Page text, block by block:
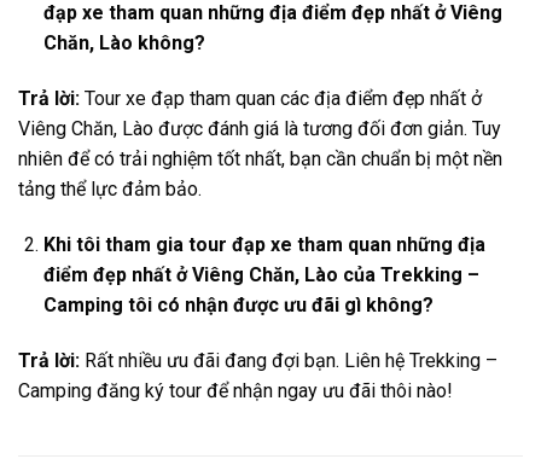
đạp xe tham quan những địa điểm đẹp nhất ở Viêng
Chăn, Lào không?
Trả lời: Tour xe đạp tham quan các địa điểm đẹp nhất ở
Viêng Chăn, Lào được đánh giá là tương đối đơn giản. Tuy
nhiên để có trải nghiệm tốt nhất, bạn cần chuẩn bị một nền
tảng thể lực đảm bảo.
Khi tôi tham gia tour đạp xe tham quan những địa
điểm đẹp nhất ở Viêng Chăn, Lào của Trekking –
Camping tôi có nhận được ưu đãi gì không?
Trả lời: Rất nhiều ưu đãi đang đợi bạn. Liên hệ Trekking –
Camping đăng ký tour để nhận ngay ưu đãi thôi nào!